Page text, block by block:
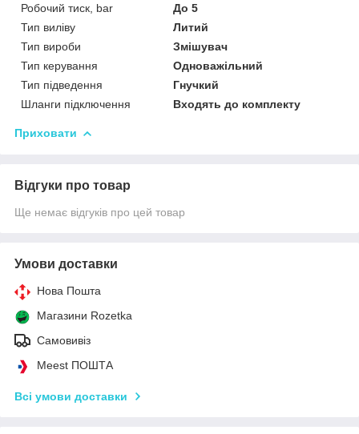
Робочий тиск, bar
До 5
Тип виліву
Литий
Тип вироби
Змішувач
Тип керування
Одноважільний
Тип підведення
Гнучкий
Шланги підключення
Входять до комплекту
Приховати
Відгуки про товар
Ще немає відгуків про цей товар
Умови доставки
Нова Пошта
Магазини Rozetka
Самовивіз
Meest ПОШТА
Всі умови доставки